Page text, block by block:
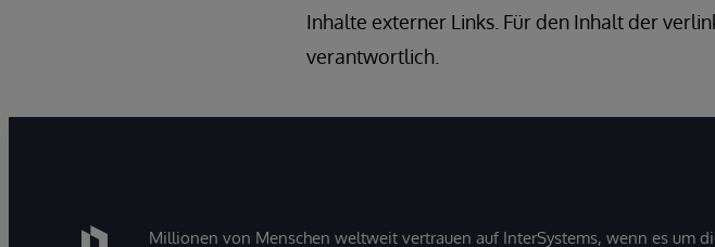
Inhalte externer Links. Für den Inhalt der
verantwortlich.
Millionen von Menschen weltweit vertrauen auf InterSystems, wenn es um